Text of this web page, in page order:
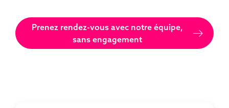
Prenez rendez-vous avec notre équipe,
sans engagement